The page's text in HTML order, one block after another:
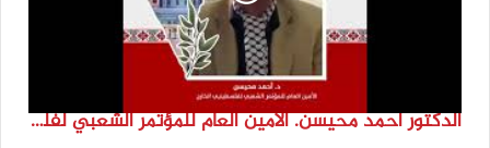
الدكتور احمد محيسن. الامين العام للمؤتمر الشعبي لفلسطينيي الخارج